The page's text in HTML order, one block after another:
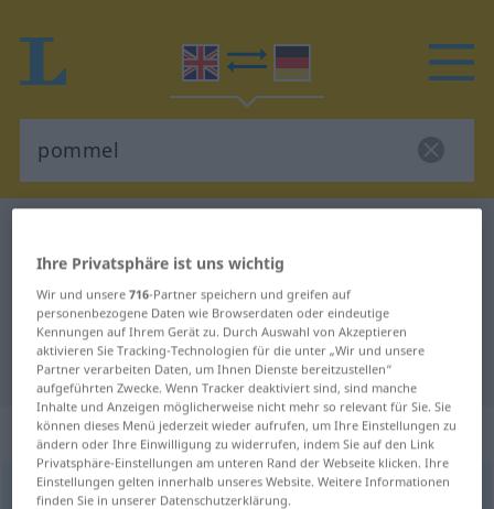
Englisch-Deutsch Übersetzung für
"pommel"
"pommel" Deutsch Übersetzung
„pommel“: noun
pommel [ˈpʌml]s
Ihre Privatsphäre ist uns wichtig
Wir und unsere716-Partner speichern und greifen auf
personenbezogene Daten wie Browserdaten oder eindeutige
Kennungen auf Ihrem Gerät zu. Durch Auswahl von Akzeptieren
aktivieren Sie Tracking-Technologien für die unter „Wir und unsere
Partner verarbeiten Daten, um Ihnen Dienste bereitzustellen“
aufgeführten Zwecke. Wenn Tracker deaktiviert sind, sind manche
Inhalte und Anzeigen möglicherweise nicht mehr so relevant für Sie. Sie
können dieses Menü jederzeit wieder aufrufen, um Ihre Einstellungen zu
ändern oder Ihre Einwilligung zu widerrufen, indem Sie auf den Link
Privatsphäre-Einstellungen am unteren Rand der Webseite klicken. Ihre
Einstellungen gelten innerhalb unseres Website. Weitere Informationen
finden Sie in unserer Datenschutzerklärung.